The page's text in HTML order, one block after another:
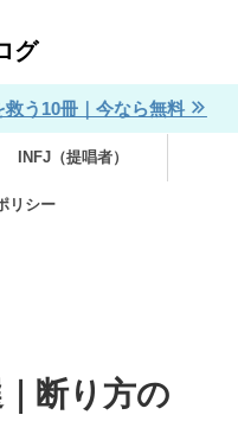
グ
う10冊｜今なら無料
INFJ（提唱者）
リシー
断り方の